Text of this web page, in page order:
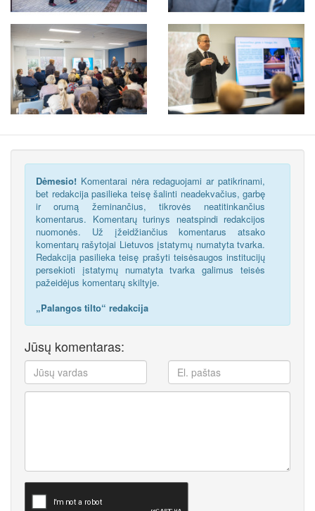
Dėmesio! Komentarai nėra redaguojami ar patikrinami,
bet redakcija pasilieka teisę šalinti neadekvačius, garbę
ir orumą žeminančius, tikrovės neatitinkančius
komentarus. Komentarų turinys neatspindi redakcijos
nuomonės. Už įžeidžiančius komentarus atsako
komentarų rašytojai Lietuvos įstatymų numatyta tvarka.
Redakcija pasilieka teisę prašyti teisėsaugos institucijų
persekioti įstatymų numatyta tvarka galimus teisės
pažeidėjus komentarų skiltyje.
„Palangos tilto“ redakcija
Jūsų komentaras: